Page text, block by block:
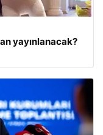
yayınlanacak?